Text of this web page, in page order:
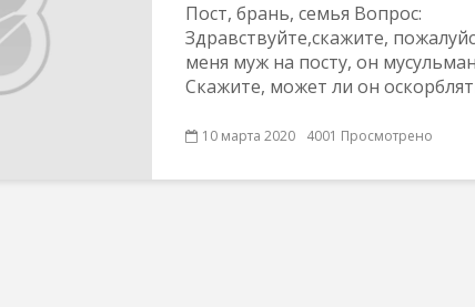
Пост, брань, семья Вопрос:
Здравствуйте,скажите,
меня муж на посту, он
Скажите, может ли он
10 марта 2020 4001 Просмотрено